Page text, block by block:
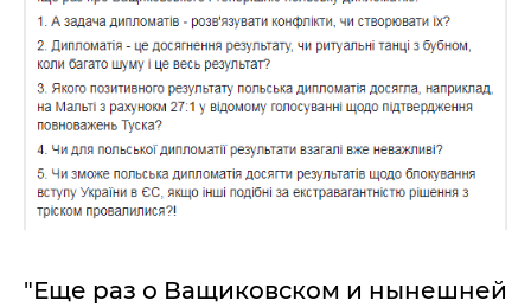
"Еще раз о Ващиковском и нынешней